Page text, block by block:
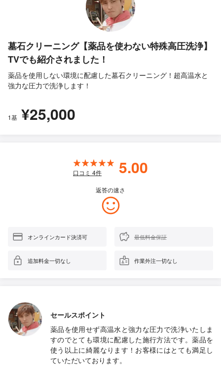
墓石クリーニング【薬品を使わない特殊高圧洗浄】
TVでも紹介されました！
薬品を使用しない環境に配慮した墓石クリーニング！超高温水と
強力な圧力で洗浄します！
1基 ¥25,000
口コミ 4件 5.00
返答の速さ
オンラインカード決済可 最低料金保証
追加料金一切なし 作業外注一切なし
セールスポイント
薬品を使用せず高温水と強力な圧力で洗浄いたしま
すのでとても環境に配慮した施行方法です。薬品を
使う以上に綺麗なります！お客様にはとても満足し
ていただいております。